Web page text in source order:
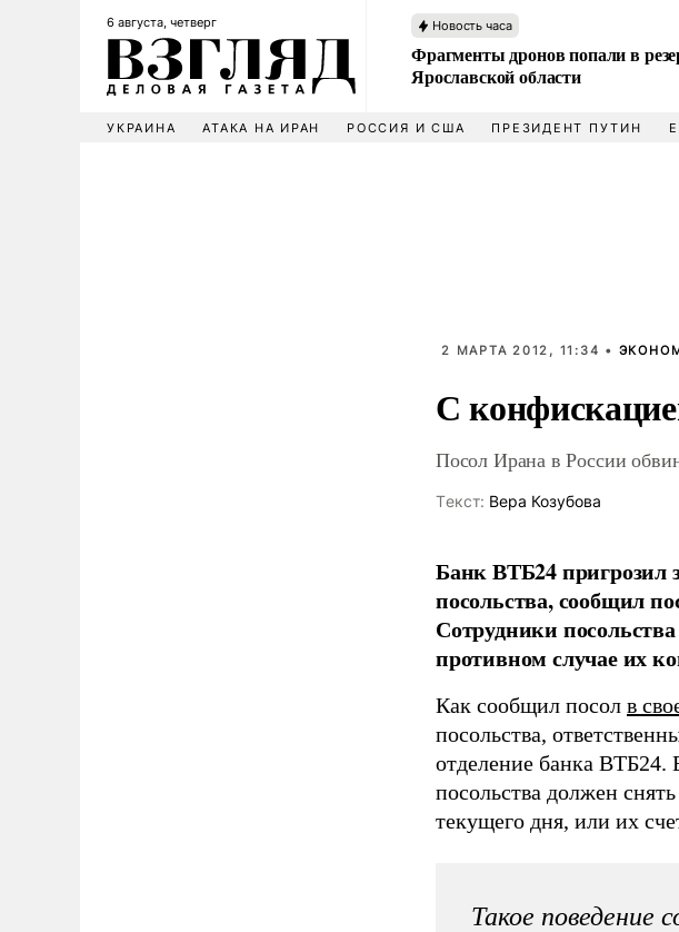
6 августа, четверг Новость часа
Фрагменты дронов попали в
Ярославской области
УКРАИНА АТАКА НА ИРАН РОССИЯ И США ПРЕЗИДЕНТ ПУТИН
2 МАРТА 2012, 11:34 •
С
Посол Ирана в России
Tекст: Вера Козубова
Банк ВТБ24 пригрозил
посольства, сообщил
Сотрудники
противном случае их
Как сообщил посол в
посольства,
отделение банка
посольства должен
текущего дня, или их
Такое поведение